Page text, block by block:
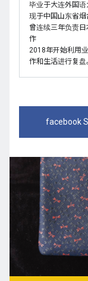
毕业于大连外国
现于中国山东省
曾连续三年负责日
作
2018年开始利用
作和生活进行复盘。
facebook